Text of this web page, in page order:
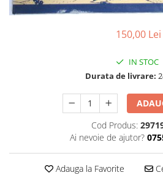
150,00 Lei
IN STOC
Durata de livrare:
Cod Produs:
Ai nevoie de ajutor?
Adauga la Favorite